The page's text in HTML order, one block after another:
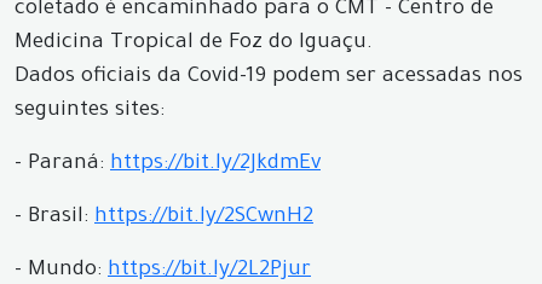
coletado é encaminhado para o CMT - Centro de
Medicina Tropical de Foz do Iguaçu.
Dados oficiais da Covid-19 podem ser acessadas nos
seguintes sites:
- Paraná: https://bit.ly/2JkdmEv
- Brasil: https://bit.ly/2SCwnH2
- Mundo: https://bit.ly/2L2Pjur